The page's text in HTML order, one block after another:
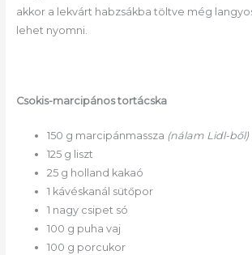
akkor a lekvárt habzsákba töltve még
lehet nyomni.
Csokis-marcipános tortácska
150 g marcipánmassza (nálam Lidl-ből)
125 g liszt
25 g holland kakaó
1 kávéskanál sütőpor
1 nagy csipet só
100 g puha vaj
100 g porcukor